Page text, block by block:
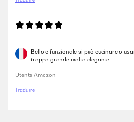
Bello e funzionale si può cucinare o
troppo grande molto elegante
Utente Amazon
Tradurre